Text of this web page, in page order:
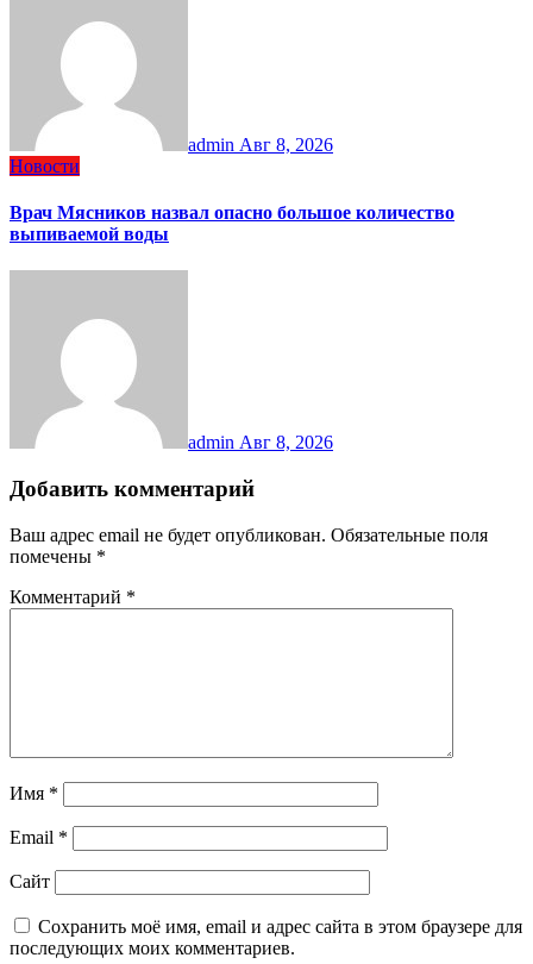
admin Авг 8, 2026
Новости
Врач Мясников назвал опасно большое количество
выпиваемой воды
admin Авг 8, 2026
Добавить комментарий
Ваш адрес email не будет опубликован. Обязательные поля
помечены *
Комментарий *
Имя *
Email *
Сайт
Сохранить моё имя, email и адрес сайта в этом браузере для
последующих моих комментариев.